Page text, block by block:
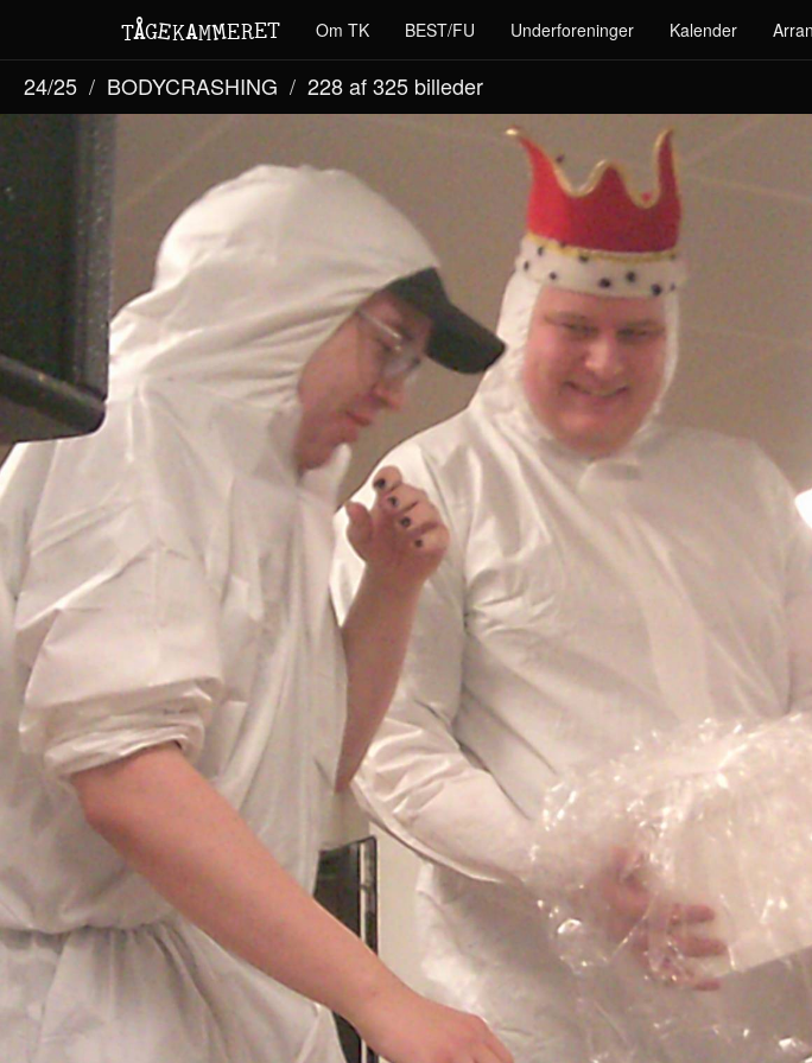
TÅGEKAMMERET Om TK BEST/FU Underforeninger Kalender
24/25 BODYCRASHING 228 af 325 billeder